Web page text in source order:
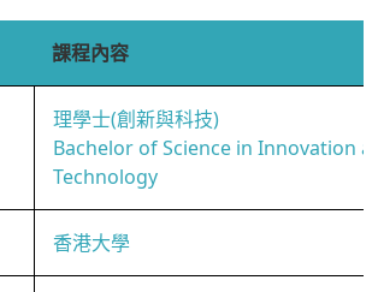
課程內容
理學士(創新與科技)
Bachelor of Science in Innovation
Technology
香港大學